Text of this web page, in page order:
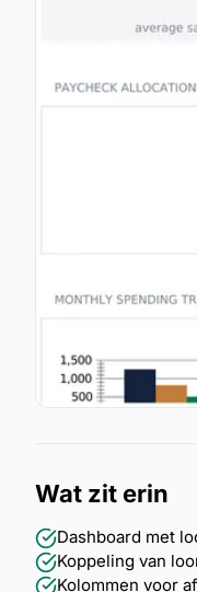
Wat zit erin
Dashboard met
Koppeling van
Kolommen voor